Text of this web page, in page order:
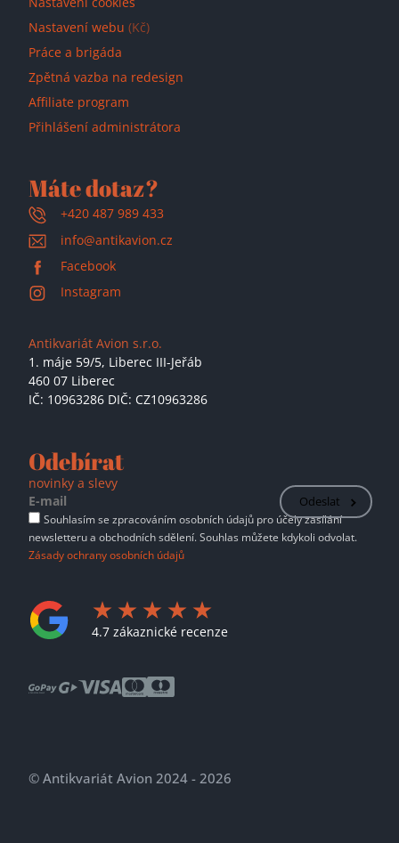
Nastavení webu (Kč)
Práce a brigáda
Zpětná vazba na redesign
Affiliate program
Přihlášení administrátora
Máte dotaz?
+420 487 989 433
info@antikavion.cz
Facebook
Instagram
Antikvariát Avion s.r.o.
1. máje 59/5, Liberec III-Jeřáb
460 07 Liberec
IČ: 10963286 DIČ: CZ10963286
Odebírat
novinky a slevy
Odeslat
Souhlasím se zpracováním osobních údajů pro účely zasílání
newsletteru a obchodních sdělení. Souhlas můžete kdykoli odvolat.
Zásady ochrany osobních údajů
4.7 zákaznické recenze
© Antikvariát Avion 2024 - 2026